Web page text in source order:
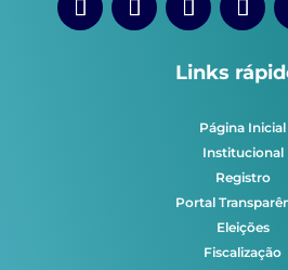
Links
Página Inicial
Institucional
Registro
Portal
Eleições
Fiscalização